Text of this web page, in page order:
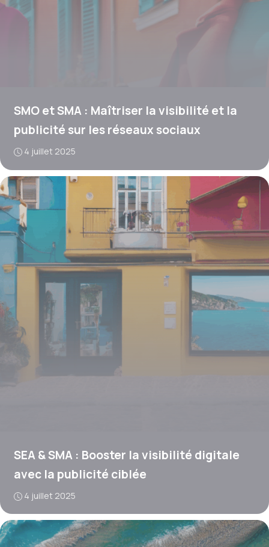
SMO et SMA : Maîtriser la visibilité et la
publicité sur les réseaux sociaux
4 juillet 2025
SEA & SMA : Booster la visibilité digitale
avec la publicité ciblée
4 juillet 2025